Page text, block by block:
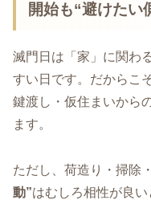
開始も“避けたい
滅門日は「家」に関わ
すい日です。だからこ
鍵渡し・仮住まいから
ます。
ただし、荷造り・掃除
動”はむしろ相性が良